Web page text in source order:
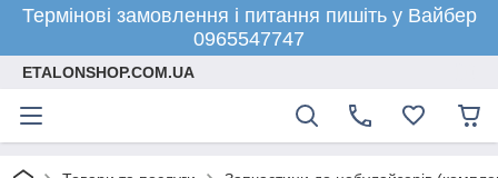
Термінові замовлення і питання пишіть у Вайбер
0965547747
ETALONSHOP.COM.UA